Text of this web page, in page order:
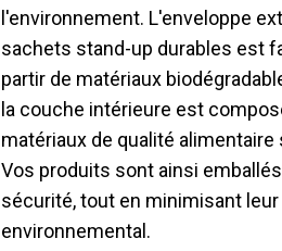
l'environnement. L'enveloppe
sachets stand-up durables est
partir de matériaux
la couche intérieure est
matériaux de qualité alimentaire
Vos produits sont ainsi
sécurité, tout en minimisant
environnemental.